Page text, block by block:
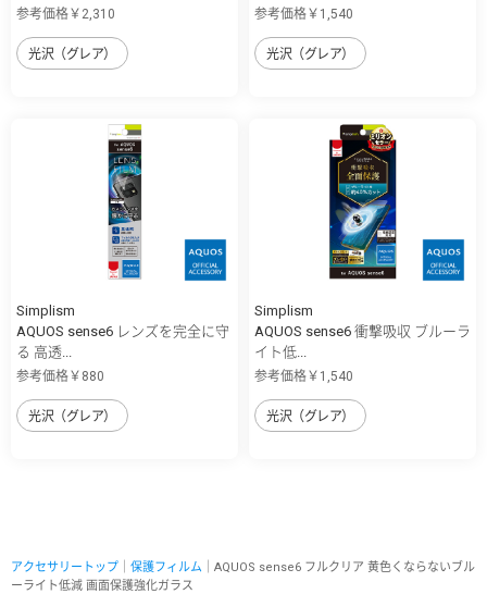
参考価格￥2,310
光沢（グレア）
参考価格￥1,540
光沢（グレア）
Simplism
AQUOS sense6 レンズを完全に守
る 高透...
参考価格￥880
光沢（グレア）
Simplism
AQUOS sense6 衝撃吸収 ブルーラ
イト低...
参考価格￥1,540
光沢（グレア）
アクセサリートップ 保護フィルム ｜AQUOS sense6 フルクリア 黄色くならないブル
ーライト低減 画面保護強化ガラス